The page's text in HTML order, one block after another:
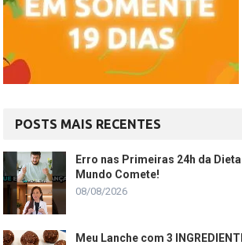
POSTS MAIS RECENTES
Erro nas Primeiras 24h da
Mundo Comete!
08/08/2026
Meu Lanche com 3